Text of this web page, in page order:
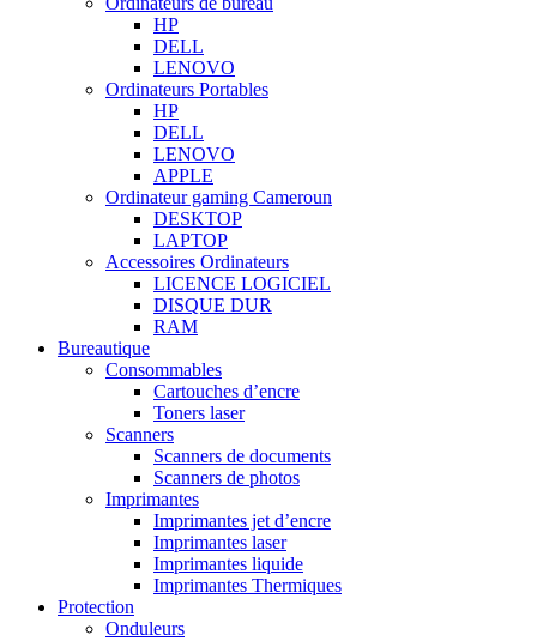
HP
DELL
LENOVO
Ordinateurs Portables
HP
DELL
LENOVO
APPLE
Ordinateur gaming Cameroun
DESKTOP
LAPTOP
Accessoires Ordinateurs
LICENCE LOGICIEL
DISQUE DUR
RAM
Bureautique
Consommables
Cartouches d’encre
Toners laser
Scanners
Scanners de documents
Scanners de photos
Imprimantes
Imprimantes jet d’encre
Imprimantes laser
Imprimantes liquide
Imprimantes Thermiques
Protection
Onduleurs